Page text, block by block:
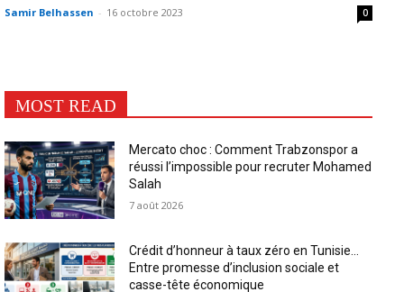
Samir Belhassen - 16 octobre 2023 0
MOST READ
Mercato choc : Comment Trabzonspor a
réussi l’impossible pour recruter Mohamed
Salah
7 août 2026
Crédit d’honneur à taux zéro en Tunisie…
Entre promesse d’inclusion sociale et
casse-tête économique